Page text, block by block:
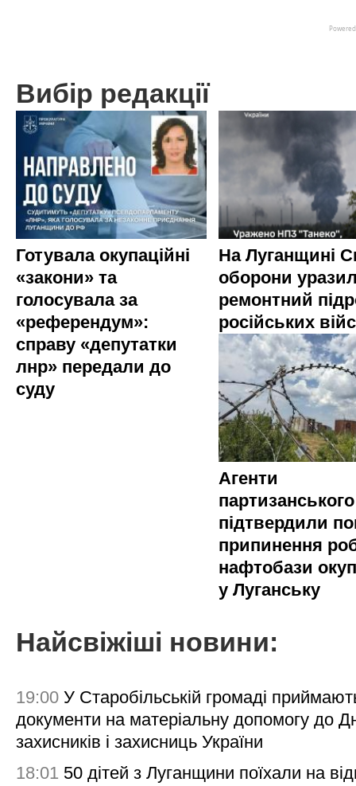
Вибір редакції
Готувала окупаційні
«закони» та
голосувала за
«референдум»:
справу «депутатки
лнр» передали до
суду
На Луганщині
оборони
ремонтний
російських
Агенти
підтвердили
припинення
нафтобази
у Луганську
Найсвіжіші новини:
19:00 У Старобільській громаді
документи на матеріальну допомогу до
захисників і захисниць України
18:01 50 дітей з Луганщини поїхали на